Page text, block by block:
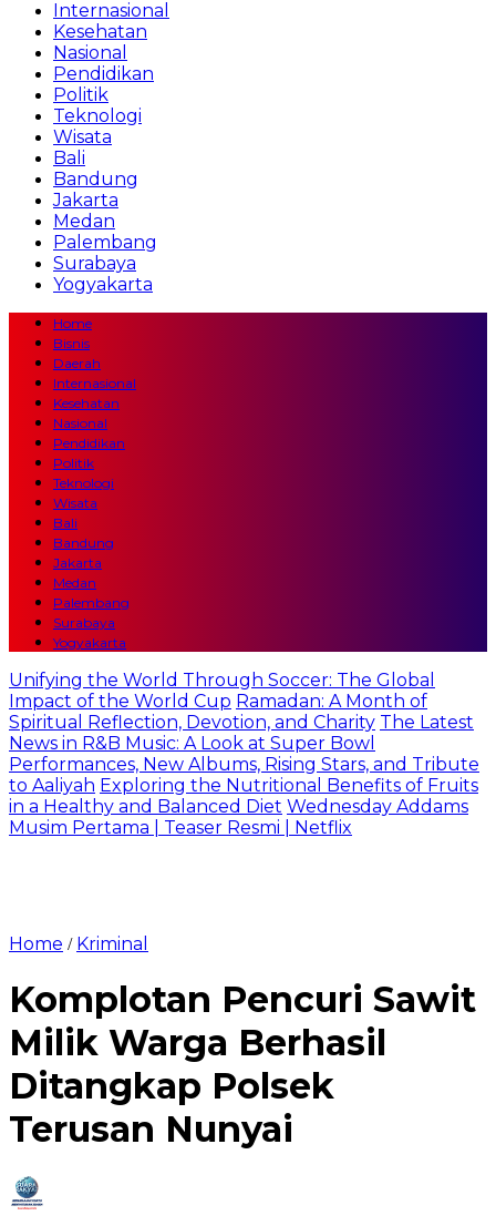
Internasional
Kesehatan
Nasional
Pendidikan
Politik
Teknologi
Wisata
Bali
Bandung
Jakarta
Medan
Palembang
Surabaya
Yogyakarta
Home
Bisnis
Daerah
Internasional
Kesehatan
Nasional
Pendidikan
Politik
Teknologi
Wisata
Bali
Bandung
Jakarta
Medan
Palembang
Surabaya
Yogyakarta
Unifying the World Through Soccer: The Global
Impact of the World Cup Ramadan: A Month of
Spiritual Reflection, Devotion, and Charity The Latest
News in R&B Music: A Look at Super Bowl
Performances, New Albums, Rising Stars, and Tribute
to Aaliyah Exploring the Nutritional Benefits of Fruits
in a Healthy and Balanced Diet Wednesday Addams
Musim Pertama | Teaser Resmi | Netflix
Home / Kriminal
Komplotan Pencuri Sawit
Milik Warga Berhasil
Ditangkap Polsek
Terusan Nunyai